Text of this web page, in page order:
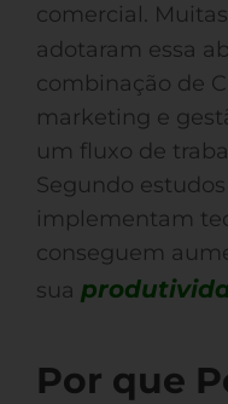
comercial. Muitas
adotaram essa
combinação de
marketing e
um fluxo de
Segundo
implementam
conseguem
sua
Por que